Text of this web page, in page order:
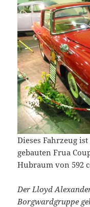
Dieses Fahrzeug
gebauten Frua
Hubraum von 592
Der Lloyd
Borgwardgruppe